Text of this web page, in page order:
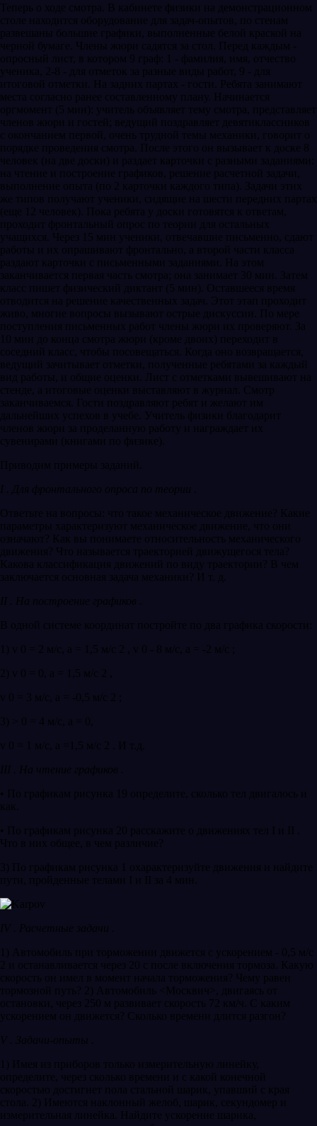
Теперь о ходе смотра. В кабинете физики на демонстрационном
столе находится оборудование для задач-опытов, по стенам
развешаны большие графики, выполненные белой краской на
черной бумаге. Члены жюри садятся за стол. Перед каждым -
опросный лист, в котором 9 граф: 1 - фамилия, имя, отчество
ученика, 2-8 - для отметок за разные виды работ, 9 - для
итоговой отметки. На задних партах - гости. Ребята занимают
места согласно ранее составленному плану. Начинается
оргмомент (5 мин): учитель объявляет тему смотра, представляет
членов жюри и гостей; ведущий поздравляет девятиклассников
с окончанием первой, очень трудной темы механики, говорит о
порядке проведения смотра. После этого он вызывает к доске 8
человек (на две доски) и раздает карточки с разными заданиями:
на чтение и построение графиков, решение расчетной задачи,
выполнение опыта (по 2 карточки каждого типа). Задачи этих
же типов получают ученики, сидящие на шести передних партах
(еще 12 человек). Пока ребята у доски готовятся к ответам,
проходит фронтальный опрос по теории для остальных
учащихся. Через 15 мин ученики, отвечавшие письменно, сдают
работы и их опрашивают фронтально, а второй части класса
раздают карточки с письменными заданиями. На этом
заканчивается первая часть смотра; она занимает 30 мин. Затем
класс пишет физический диктант (5 мин). Оставшееся время
отводится на решение качественных задач. Этот этап проходит
живо, многие вопросы вызывают острые дискуссии. По мере
поступления письменных работ члены жюри их проверяют. За
10 мин до конца смотра жюри (кроме двоих) переходит в
соседний класс, чтобы посовещаться. Когда оно возвращается,
ведущий зачитывает отметки, полученные ребятами за каждый
вид работы, и общие оценки. Лист с отметками вывешивают на
стенде, а итоговые оценки выставляют в журнал. Смотр
заканчиваемся. Гости поздравляют ребят и желают им
дальнейших успехов в учебе. Учитель физики благодарит
членов жюри за проделанную работу и награждает их
сувенирами (книгами по физике).
Приводим примеры заданий.
I . Для фронтального опроса по теории .
Ответьте на вопросы: что такое механическое движение? Какие
параметры характеризуют механическое движение, что они
означают? Как вы понимаете относительность механического
движения? Что называется траекторией движущегося тела?
Какова классификация движений по виду траектории? В чем
заключается основная задача механики? И т. д.
II . На построение графиков .
В одной системе координат постройте по два графика скорости:
1) v 0 = 2 м/с, а = 1,5 м/с 2 , v 0 - 8 м/с, а = -2 м/с ;
2) v 0 = 0, а = 1,5 м/с 2 ,
v 0 = 3 м/с, а = -0,5 м/с 2 ;
3) > 0 = 4 м/с, а = 0,
v 0 = 1 м/с, а =1,5 м/с 2 . И т.д.
III . На чтение графиков .
• По графикам рисунка 19 определите, сколько тел двигалось и
как.
• По графикам рисунка 20 расскажите о движениях тел I и II .
Что в них общее, в чем различие?
3) По графикам рисунка 1 охарактеризуйте движения и найдите
пути, пройденные телами I и II за 4 мин.
IV . Расчетные задачи .
1) Автомобиль при торможении движется с ускорением - 0,5 м/с
2 и останавливается через 20 с после включения тормоза. Какую
скорость он имел в момент начала торможения? Чему равен
тормозной путь? 2) Автомобиль <Москвич>, двигаясь от
остановки, через 250 м развивает скорость 72 км/ч. С каким
ускорением он движется? Сколько времени длится разгон?
V . Задачи-опыты .
1) Имея из приборов только измерительную линейку,
определите, через сколько времени и с какой конечной
скоростью достигнет пола стальной шарик, упавший с края
стола. 2) Имеются наклонный желоб, шарик, секундомер и
измерительная линейка. Найдите ускорение шарика,